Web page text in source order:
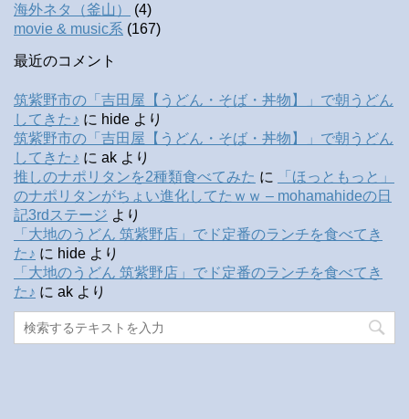
海外ネタ（釜山）
(4)
movie & music系 (167)
最近のコメント
筑紫野市の「吉田屋【うどん・そば・丼物】」で朝うどん
してきた♪ に hide より
筑紫野市の「吉田屋【うどん・そば・丼物】」で朝うどん
してきた♪ に ak より
推しのナポリタンを2種類食べてみた に
「ほっともっと」
のナポリタンがちょい進化してたｗｗ – mohamahideの日
記3rdステージ より
「大地のうどん 筑紫野店」でド定番のランチを食べてき
た♪ に hide より
「大地のうどん 筑紫野店」でド定番のランチを食べてき
た♪ に ak より